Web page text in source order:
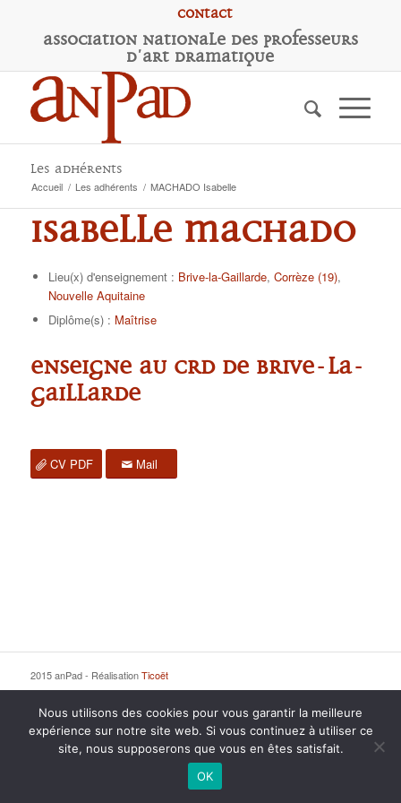
Contact
Association Nationale des Professeurs
d'Art Dramatique
Les adhérents
Accueil / Les adhérents / MACHADO Isabelle
Isabelle MACHADO
Lieu(x) d'enseignement : Brive-la-Gaillarde, Corrèze (19),
Nouvelle Aquitaine
Diplôme(s) : Maîtrise
Enseigne au CRD de Brive-la-
Gaillarde
CV PDF Mail
2015 anPad - RéalisationTicoët
Mentions Légales
Nous écrire
Nous utilisons des cookies pour vous garantir la meilleure
expérience sur notre site web. Si vous continuez à utiliser ce
site, nous supposerons que vous en êtes satisfait.
OK